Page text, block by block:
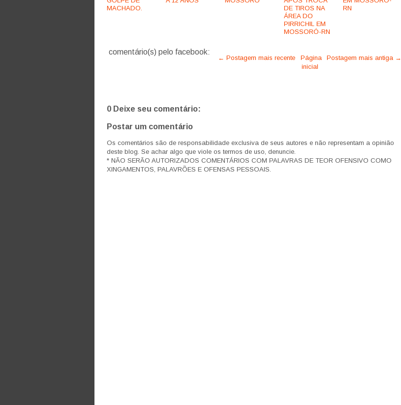
MACHADO.
DE TIROS NA
ÁREA DO
PIRRICHIL EM
MOSSORÓ-RN
RN
comentário(s) pelo facebook:
← Postagem mais recente Postagem mais antiga →
Página
inicial
0 Deixe seu comentário:
Postar um comentário
Os comentários são de responsabilidade exclusiva de seus autores e não representam a opinião
deste blog. Se achar algo que viole os termos de uso, denuncie.
* NÃO SERÃO AUTORIZADOS COMENTÁRIOS COM PALAVRAS DE TEOR OFENSIVO COMO
XINGAMENTOS, PALAVRÕES E OFENSAS PESSOAIS.